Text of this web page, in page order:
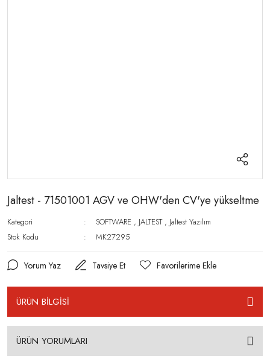
Jaltest - 71501001 AGV ve OHW'den CV'ye yükseltme
Kategori SOFTWARE , JALTEST , Jaltest Yazılım
Stok Kodu
MK27295
Yorum Yaz Tavsiye Et
ÜRÜN BİLGİSİ
ÜRÜN YORUMLARI